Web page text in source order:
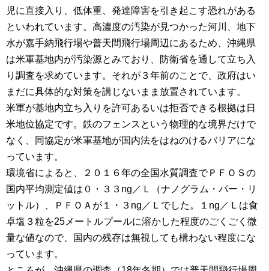
児に直接入り、低体重、発達障害を引き起こす恐れがある
といわれています。高濃度の汚染が見つかった河川、地下
水が嘉手納飛行場や普天間飛行場周辺にあるため、沖縄県
は米軍基地内が汚染源とみており、防衛省を通して立ち入
り調査を求めています。それが３年前のことで、政府はい
まだに具体的な対策を講じないまま放置されています。
米軍が基地内立ち入りを許可あるいは拒否できる根拠は日
米地位協定です。鉄のフェンスという物理的な境界だけで
なく、同協定が米軍基地が国内法をはねのけるバリアにな
っています。
環境省によると、２０１６年の全国水質調査でＰＦＯＳの
国内平均測定値は０・３３ng／Ｌ（ナノグラム・パー・リ
ットル）、ＰＦＯＡが１・３ng／Ｌでした。１ng／Ｌは食
卓塩３粒を25メートルプールに溶かした程度のごくごく微
量な値なので、国内の残存は無視しても構わない程度にな
っています。